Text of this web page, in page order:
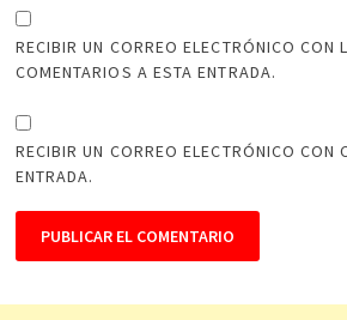
RECIBIR UN CORREO ELECTRÓNICO CON
COMENTARIOS A ESTA ENTRADA.
RECIBIR UN CORREO ELECTRÓNICO CON
ENTRADA.